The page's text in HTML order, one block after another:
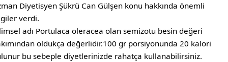
Diyetisyen Şükrü Can Gülşen konu hakkında önemli
verdi.
adı Portulaca oleracea olan semizotu besin değeri
oldukça değerlidir.100 gr porsiyonunda 20 kalori
bu sebeple diyetlerinizde rahatça kullanabilirsiniz.